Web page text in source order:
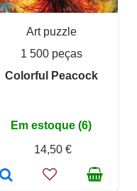
Art puzzle
1 500 peças
Colorful Peacock
Em estoque (6)
14,50 €